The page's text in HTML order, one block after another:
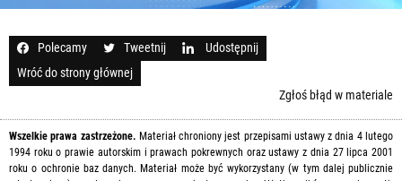
Polecamy Tweetnij
Udostępnij
Wróć do strony głównej
Zgłoś błąd w materiale
Wszelkie prawa zastrzeżone. Materiał chroniony jest przepisami ustawy z dnia 4 lutego
1994 roku o prawie autorskim i prawach pokrewnych oraz ustawy z dnia 27 lipca 2001
roku o ochronie baz danych. Materiał może być wykorzystany (w tym dalej publicznie